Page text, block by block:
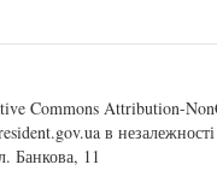
Commons Attribution-
в
Банкова, 11